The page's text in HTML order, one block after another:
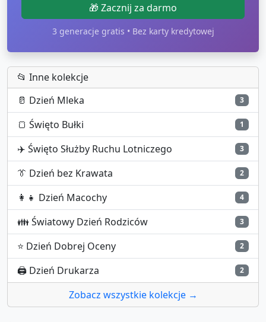
🎁 Zacznij za darmo
3 generacje gratis • Bez karty kredytowej
📂 Inne kolekcje
🥛 Dzień Mleka 3
🍞 Święto Bułki 1
✈️ Święto Służby Ruchu Lotniczego 3
👔 Dzień bez Krawata 2
👩‍👧 Dzień Macochy 4
👪Światowy Dzień Rodziców 3
⭐ Dzień Dobrej Oceny 2
🖨️ Dzień Drukarza 2
Zobacz wszystkie kolekcje →